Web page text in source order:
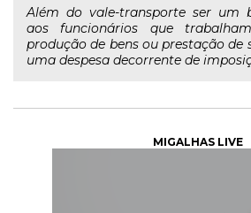
Além do vale-transporte ser um
aos funcionários que
produção de bens ou prestação de
uma despesa decorrente de
MIGALHAS LIVE